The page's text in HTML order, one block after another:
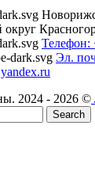
округ
Телефон:
Эл.
2024 - 2026 ©
Search